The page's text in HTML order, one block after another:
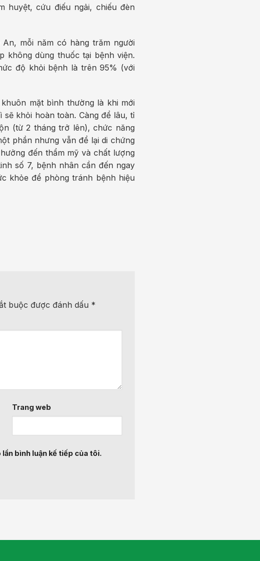
huyệt, cứu điếu ngải, chiếu đèn
mỗi năm có hàng trăm người
không dùng thuốc tại bệnh viện.
độ khỏi bệnh là trên 95% (với
mặt bình thường là khi mới
khỏi hoàn toàn. Càng để lâu, tỉ
(từ 2 tháng trở lên), chức năng
phần nhưng vẫn để lại di chứng
đến thẩm mỹ và chất lượng
số 7, bệnh nhân cần đến ngay
khỏe để phòng tránh bệnh hiệu
buộc được đánh dấu *
Trang web
bình luận kế tiếp của tôi.